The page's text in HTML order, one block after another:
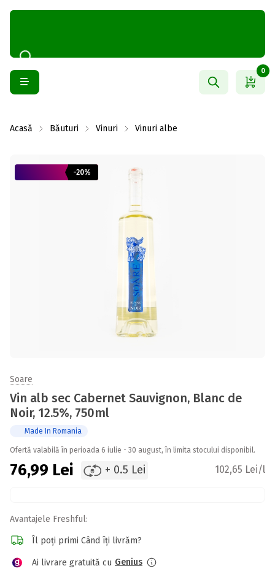
0
Acasă Băuturi Vinuri Vinuri albe
-20%
Soare
Vin alb sec Cabernet Sauvignon, Blanc de
Noir, 12.5%, 750ml
Made In Romania
Ofertă valabilă în perioada 6 iulie - 30 august, în limita stocului disponibil.
76,99 Lei + 0.5 Lei 102,65 Lei/l
Avantajele Freshful:
Îl poți primi Când îți livrăm?
Ai livrare gratuită cu Genius